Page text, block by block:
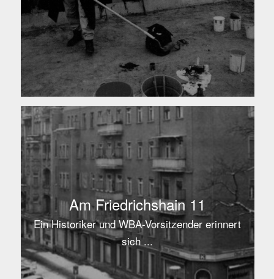
Am Friedrichshain 11
Ein Historiker und WBA-Vorsitzender erinnert
sich ...